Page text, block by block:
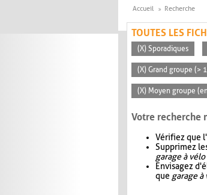
Accueil Recherche
TOUTES LES
(X) Sporadiques
(X) Grand groupe (>
(X) Moyen groupe
Votre recherche
Vérifiez que
Supprimez
garage à vélo
Envisagez
que garage à